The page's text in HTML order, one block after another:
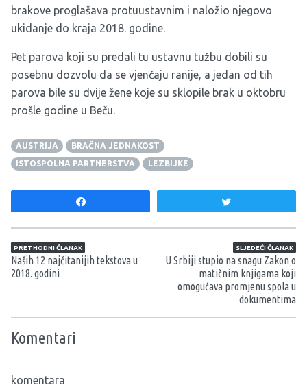
brakove proglašava protuustavnim i naložio njegovo
ukidanje do kraja 2018. godine.
Pet parova koji su predali tu ustavnu tužbu dobili su
posebnu dozvolu da se vjenčaju ranije, a jedan od tih
parova bile su dvije žene koje su sklopile brak u oktobru
prošle godine u Beču.
AUSTRIJA
BRAČNA JEDNAKOST
ISTOSPOLNA PARTNERSTVA
LEZBIJKE
Navigacija članaka
PRETHODNI ČLANAK
Naših 12 najčitanijih tekstova u
2018. godini
SLJEDEĆI ČLANAK
U Srbiji stupio na snagu Zakon o
matičnim knjigama koji
omogućava promjenu spola u
dokumentima
Komentari
komentara